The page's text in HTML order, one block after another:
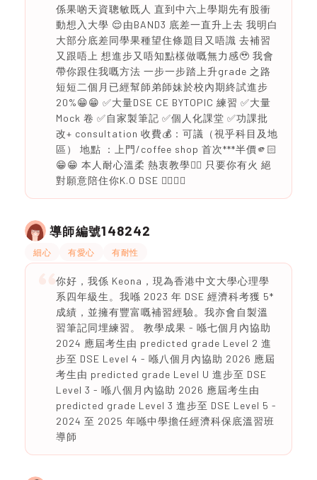
係果啲天資聰敏既人 直到中六上學期先有股衝
動想入大學 😌由BAND3 底差一直升上去 我明白
大部分底差同學果種望住條題目又唔識 去補習
又跟唔上 想進步又唔知點樣做嘅無力感🥹 我會
帶你跟住我嘅方法 一步一步踏上升grade 之路
短短二個月已經幫師弟師妹於校內期終試進步
20%😁😁 ✅大量DSE CE BYTOPIC 練習 ✅大量
Mock 卷 ✅自家製筆記 ✅個人化課堂 ✅功課批
改+ consultation 收費💰：可議（視乎科目及地
區） 地點 ：上門/coffee shop 首次***半價🫵🏻
😁😁 本人耐心溫柔 熱衷教學❤️‍🔥 只要你有火 絕
對願意陪住你K.O DSE ❤️‍🔥🔥🔥
導師編號148242
細心 有愛心 有耐性
你好，我係 Keona，現為香港中文大學心理學
系四年級生。我喺 2023 年 DSE 經濟科考獲 5*
成績，並擁有豐富嘅補習經驗。我亦會自製溫
習筆記同埋練習。 教學成果 - 喺七個月內協助
2024 應屆考生由 predicted grade Level 2 進
步至 DSE Level 4 - 喺八個月內協助 2026 應屆
考生由 predicted grade Level U 進步至 DSE
Level 3 - 喺八個月內協助 2026 應屆考生由
predicted grade Level 3 進步至 DSE Level 5 -
2024 至 2025 年喺中學擔任經濟科保底溫習班
導師